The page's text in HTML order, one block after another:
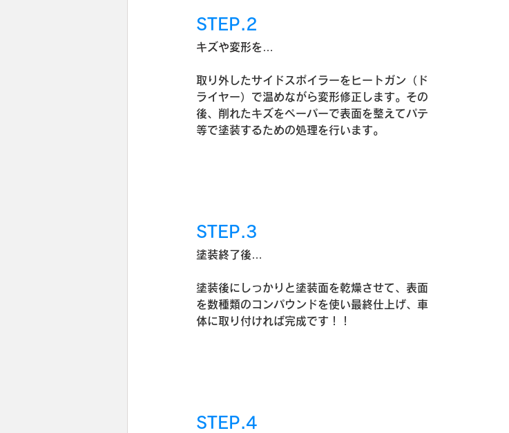
STEP.2
キズや変形を…
取り外したサイドスポイラーをヒートガン（ド
ライヤー）で温めながら変形修正します。その
後、削れたキズをペーパーで表面を整えてパテ
等で塗装するための処理を行います。
STEP.3
塗装終了後…
塗装後にしっかりと塗装面を乾燥させて、表面
を数種類のコンパウンドを使い最終仕上げ、車
体に取り付ければ完成です！！
STEP.4